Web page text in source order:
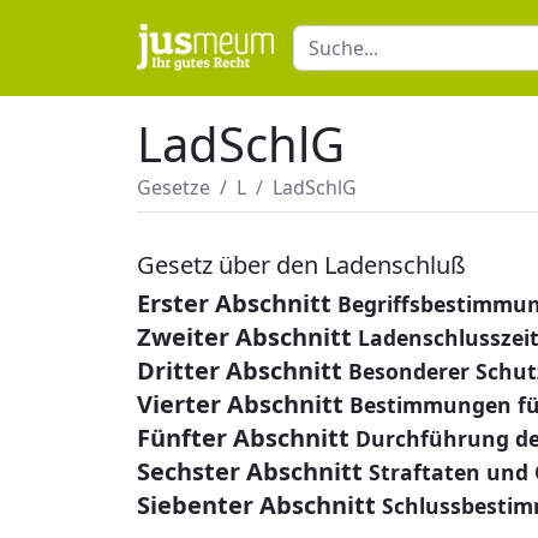
LadSchlG
Gesetze L LadSchlG
Gesetz über den Ladenschluß
Erster Abschnitt
Zweiter Abschnitt
Dritter Abschnitt Besonderer
Vierter Abschnitt Bestimmungen
Fünfter Abschnitt Durchführung
Sechster Abschnitt Straftaten und
Siebenter Abschnitt